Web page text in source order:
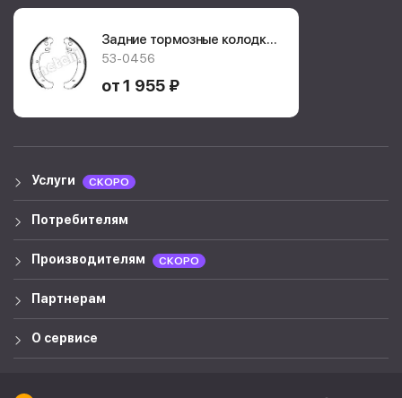
Задние тормозные колодки
Metelli53-0456
53-0456
от 1 955 ₽
Услуги СКОРО
Потребителям
Производителям СКОРО
Партнерам
О сервисе